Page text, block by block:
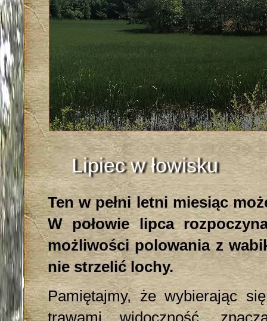
Lipiec w łowisku
Ten w pełni letni miesiąc
W połowie lipca
możliwości polowania z
nie strzelić lochy.
Pamiętajmy, że wybierając
trawami widoczność,